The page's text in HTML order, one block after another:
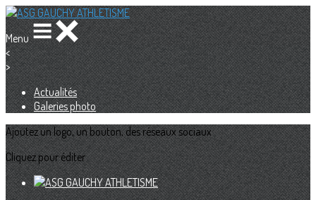
Menu
<
>
Actualités
Galeries photo
Ajoutez un logo, un bouton, des réseaux sociaux
Cliquez pour éditer